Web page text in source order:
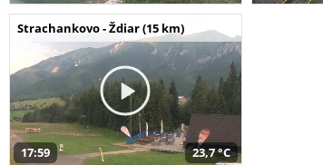
Strachankovo - Ždiar (15 km)
17:59 23,7 °C